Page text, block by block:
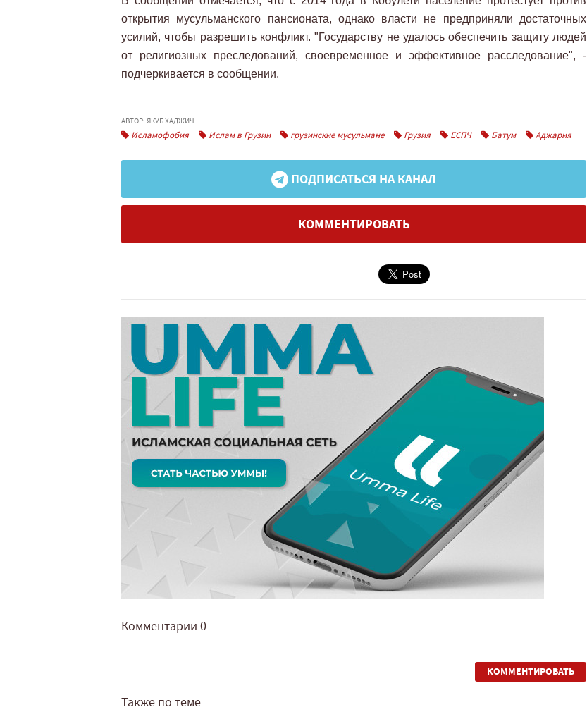
открытия мусульманского пансионата, однако власти не предприняли достаточных
усилий, чтобы разрешить конфликт. "Государству не удалось обеспечить защиту людей
от религиозных преследований, своевременное и эффективное расследование", -
подчеркивается в сообщении.
АВТОР: ЯКУБ ХАДЖИЧ
Исламофобия Ислам в Грузии грузинские мусульмане Грузия ЕСПЧ Батум Аджария
ПОДПИСАТЬСЯ НА КАНАЛ
КОММЕНТИРОВАТЬ
Комментарии 0
КОММЕНТИРОВАТЬ
Также по теме